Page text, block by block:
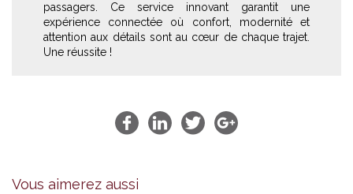
passagers. Ce service innovant garantit une
expérience connectée où confort, modernité et
attention aux détails sont au cœur de chaque trajet.
Une réussite !
Vous aimerez aussi